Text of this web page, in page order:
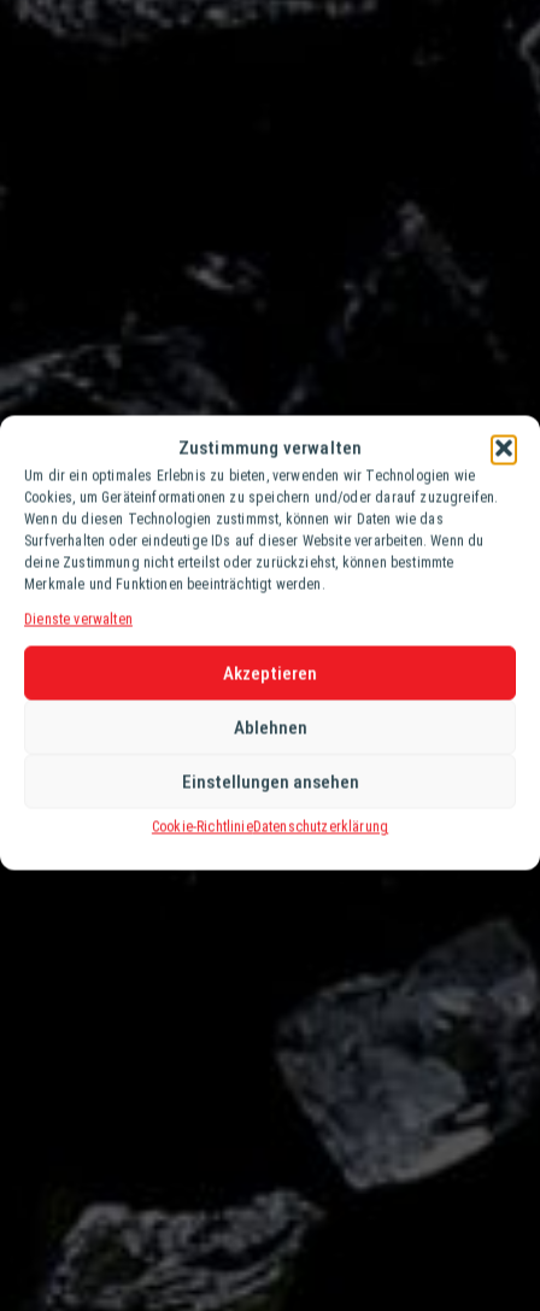
Zustimmung verwalten
Um dir ein optimales Erlebnis zu bieten, verwenden wir Technologien wie
Cookies, um Geräteinformationen zu speichern und/oder darauf zuzugreifen.
Wenn du diesen Technologien zustimmst, können wir Daten wie das
Surfverhalten oder eindeutige IDs auf dieser Website verarbeiten. Wenn du
deine Zustimmung nicht erteilst oder zurückziehst, können bestimmte
Merkmale und Funktionen beeinträchtigt werden.
Dienste verwalten
Akzeptieren
Ablehnen
Einstellungen ansehen
Cookie-RichtlinieDatenschutzerklärung